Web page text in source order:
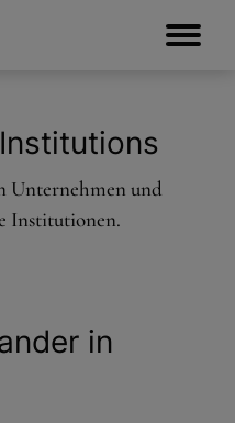
Unternehmen und
Institutionen.
in